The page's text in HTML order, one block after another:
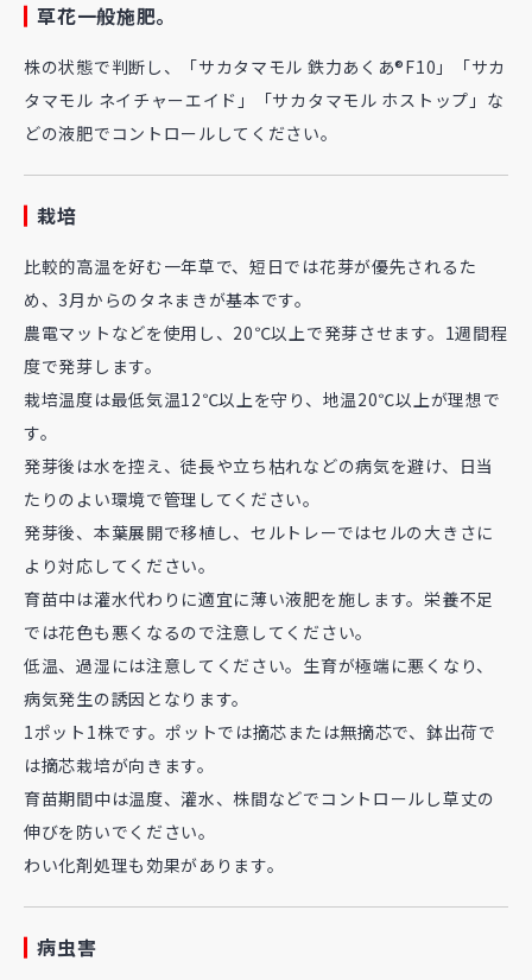
草花一般施肥。
株の状態で判断し、「サカタマモル 鉄力あくあ®F10」「サカ
タマモル ネイチャーエイド」「サカタマモル ホストップ」な
どの液肥でコントロールしてください。
栽培
比較的高温を好む一年草で、短日では花芽が優先されるた
め、3月からのタネまきが基本です。
農電マットなどを使用し、20℃以上で発芽させます。1週間程
度で発芽します。
栽培温度は最低気温12℃以上を守り、地温20℃以上が理想で
す。
発芽後は水を控え、徒長や立ち枯れなどの病気を避け、日当
たりのよい環境で管理してください。
発芽後、本葉展開で移植し、セルトレーではセルの大きさに
より対応してください。
育苗中は灌水代わりに適宜に薄い液肥を施します。栄養不足
では花色も悪くなるので注意してください。
低温、過湿には注意してください。生育が極端に悪くなり、
病気発生の誘因となります。
1ポット1株です。ポットでは摘芯または無摘芯で、鉢出荷で
は摘芯栽培が向きます。
育苗期間中は温度、灌水、株間などでコントロールし草丈の
伸びを防いでください。
わい化剤処理も効果があります。
病虫害